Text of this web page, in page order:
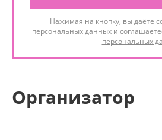
Нажимая на кнопку, вы даёте
персональных данных и
персональных
Организатор